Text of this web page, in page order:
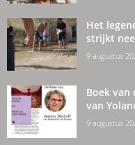
Het
strijkt
9 augustus
Boek van
van
9 augustus